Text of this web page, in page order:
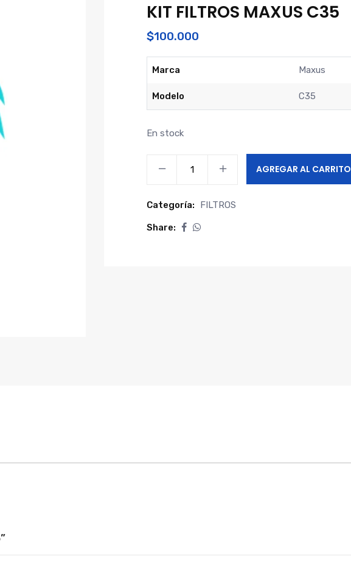
KIT FILTROS MAXUS C35
$100.000
Marca Maxus
Modelo C35
En stock
C35
quantity
AGREGAR AL CARRITO
Categoría: FILTROS
Share: